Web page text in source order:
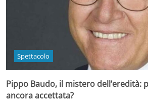
Spettacolo
Pippo Baudo, il mistero dell’eredità:
ancora accettata?